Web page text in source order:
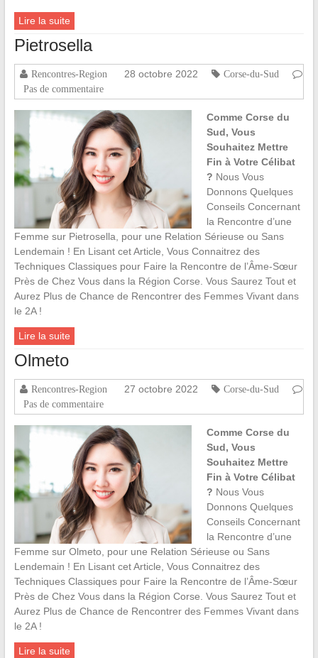
Lire la suite
Pietrosella
Rencontres-Region 28 octobre 2022
Corse-du-Sud
Pas de commentaire
Comme Corse du
Sud, Vous
Souhaitez Mettre
Fin à Votre Célibat
? Nous Vous
Donnons Quelques
Conseils Concernant
la Rencontre d’une
Femme sur Pietrosella, pour une Relation Sérieuse ou Sans
Lendemain ! En Lisant cet Article, Vous Connaitrez des
Techniques Classiques pour Faire la Rencontre de l’Âme-Sœur
Près de Chez Vous dans la Région Corse. Vous Saurez Tout et
Aurez Plus de Chance de Rencontrer des Femmes Vivant dans
le 2A !
Lire la suite
Olmeto
Rencontres-Region 27 octobre 2022
Corse-du-Sud
Pas de commentaire
Comme Corse du
Sud, Vous
Souhaitez Mettre
Fin à Votre Célibat
? Nous Vous
Donnons Quelques
Conseils Concernant
la Rencontre d’une
Femme sur Olmeto, pour une Relation Sérieuse ou Sans
Lendemain ! En Lisant cet Article, Vous Connaitrez des
Techniques Classiques pour Faire la Rencontre de l’Âme-Sœur
Près de Chez Vous dans la Région Corse. Vous Saurez Tout et
Aurez Plus de Chance de Rencontrer des Femmes Vivant dans
le 2A !
Lire la suite